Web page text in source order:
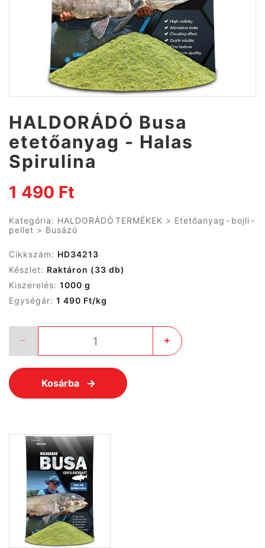
HALDORÁDÓ Busa
etetőanyag - Halas
Spirulina
1 490 Ft
Kategória: HALDORÁDÓ TERMÉKEK > Etetőanyag - bojli -
pellet > Busázó
Cikkszám: HD34213
Készlet: Raktáron (33 db)
Kiszerelés: 1000 g
Egységár: 1 490 Ft/kg
Kosárba